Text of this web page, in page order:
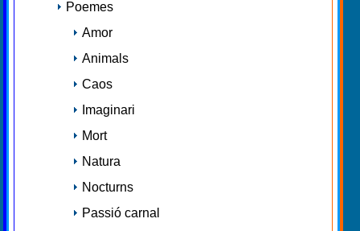
Poemes
Amor
Animals
Caos
Imaginari
Mort
Natura
Nocturns
Passió carnal